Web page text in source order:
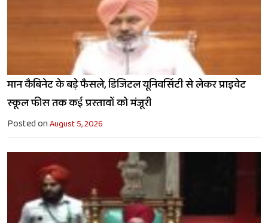
मान कैबिनेट के बड़े फैसले, डिजिटल यूनिवर्सिटी से लेकर प्राइवेट
स्कूल फीस तक कई प्रस्तावों को मंजूरी
Posted onAugust 5, 2026